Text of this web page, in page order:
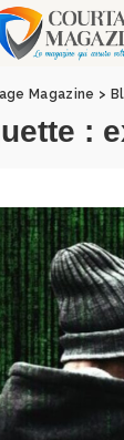
des
Magazine >
: